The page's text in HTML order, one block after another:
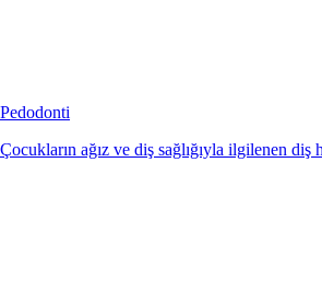
Pedodonti
Çocukların ağız ve diş sağlığıyla ilgilenen diş